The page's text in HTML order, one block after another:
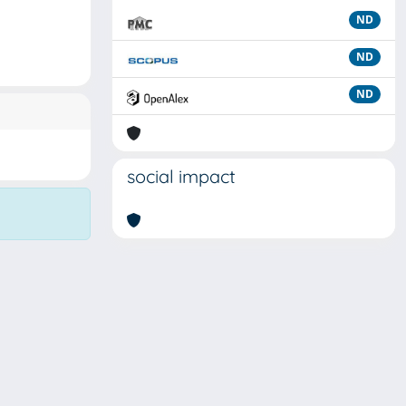
ND
ND
ND
social impact